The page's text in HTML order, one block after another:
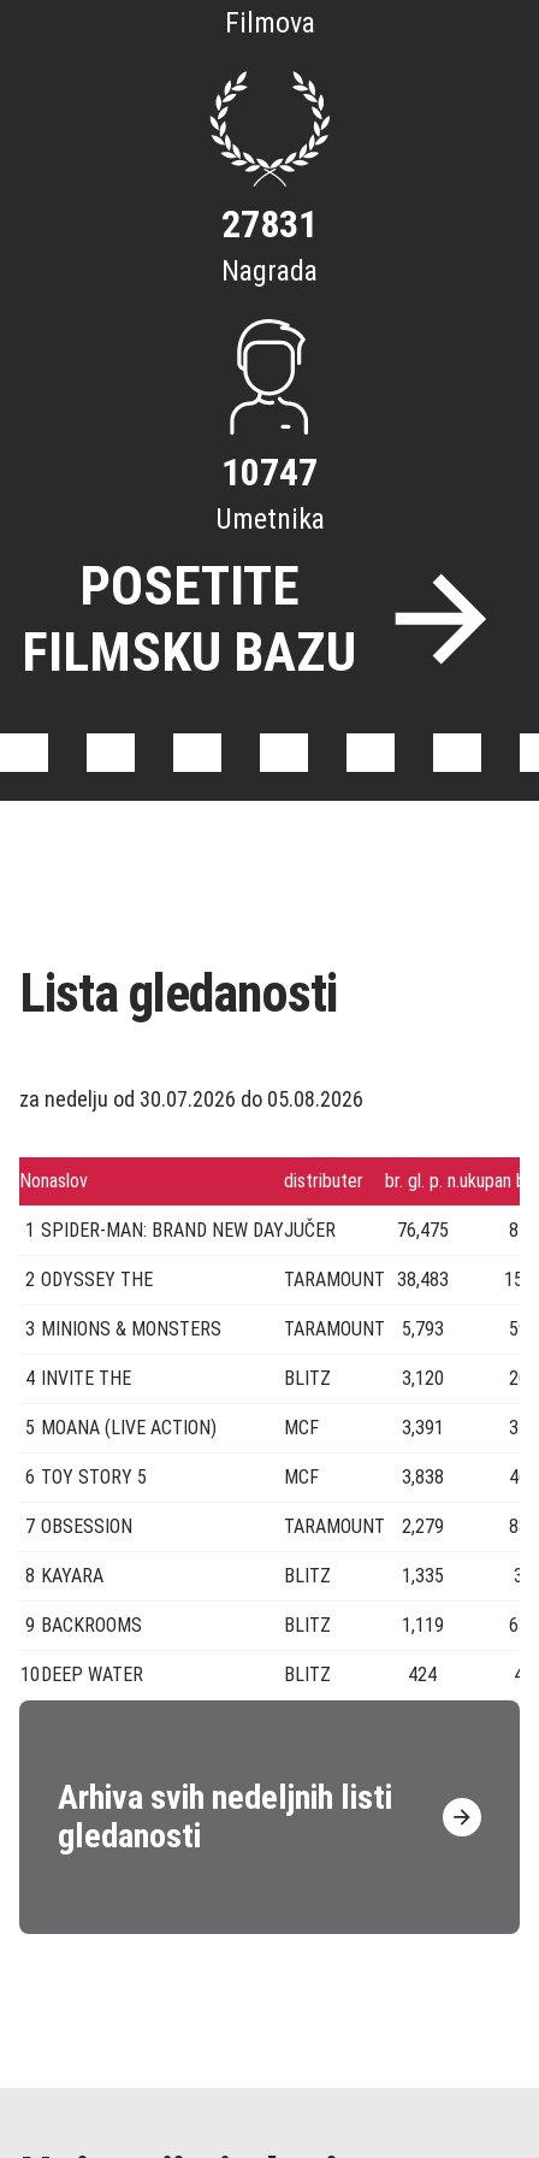
Filmova
27831
Nagrada
10747
Umetnika
POSETITE
FILMSKU BAZU
Lista gledanosti
za nedelju od 30.07.2026 do 05.08.2026
Nonaslov distributer br. gl. p. n.ukupan
1 SPIDER-MAN: BRAND NEW DAYJUČER 76,475
2 ODYSSEY THE TARAMOUNT 38,483
3 MINIONS & MONSTERS TARAMOUNT 5,793
4 INVITE THE BLITZ 3,120
5 MOANA (LIVE ACTION) MCF 3,391
6 TOY STORY 5 MCF 3,838
7 OBSESSION TARAMOUNT 2,279
8 KAYARA BLITZ 1,335
9 BACKROOMS BLITZ 1,119
10DEEP WATER BLITZ 424
Arhiva svih nedeljnih listi
gledanosti